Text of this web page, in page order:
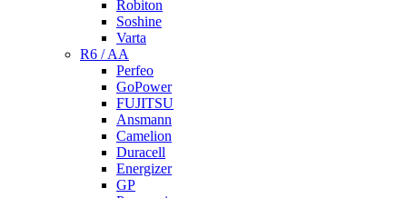
Robiton
Soshine
Varta
R6 / AA
Perfeo
GoPower
FUJITSU
Ansmann
Camelion
Duracell
Energizer
GP